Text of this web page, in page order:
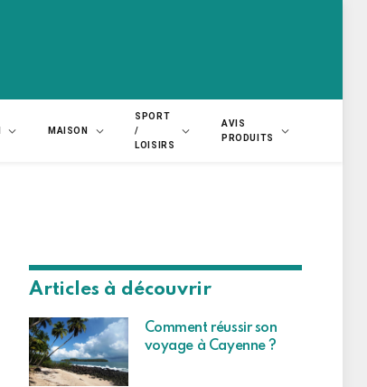
MAISON
SPORT
/
LOISIRS
AVIS
PRODUITS
Articles à découvrir
Comment réussir son
voyage à Cayenne ?